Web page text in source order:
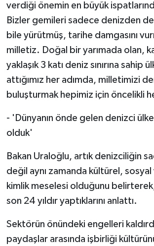
verdiği önemin en büyük
Bizler gemileri sadece denizden
bile yürütmüş, tarihe damgasını
milletiz. Doğal bir yarımada olan,
yaklaşık 3 katı deniz sınırına sahip
attığımız her adımda, milletimizi
buluşturmak hepimiz için öncelikli
- 'Dünyanın önde gelen denizci
olduk'
Bakan Uraloğlu, artık denizciliğin
değil aynı zamanda kültürel,
kimlik meselesi olduğunu
son 24 yıldır yaptıklarını anlattı.
Sektörün önündeki engelleri
paydaşlar arasında işbirliği